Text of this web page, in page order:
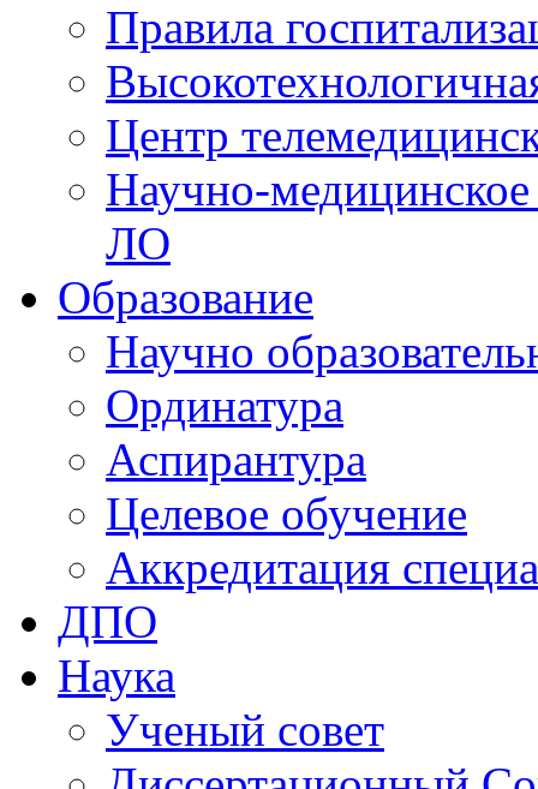
Правила
Центр
Научно-
ЛО
Образование
Научно
Ординатура
Аспирантура
Целевое обучение
Аккредитация
ДПО
Наука
Ученый совет